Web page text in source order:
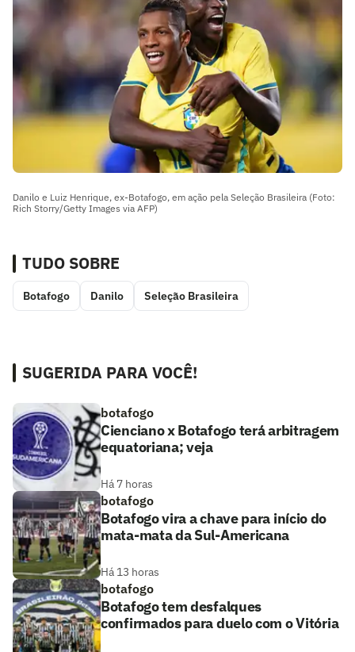
Danilo e Luiz Henrique, ex-Botafogo, em ação pela Seleção Brasileira (Foto:
Rich Storry/Getty Images via AFP)
TUDO SOBRE
Botafogo Danilo Seleção Brasileira
SUGERIDA PARA VOCÊ!
botafogo
Cienciano x Botafogo terá arbitragem
equatoriana; veja
Há 7 horas
botafogo
Botafogo vira a chave para início do
mata-mata da Sul-Americana
Há 13 horas
botafogo
Botafogo tem desfalques
confirmados para duelo com o Vitória